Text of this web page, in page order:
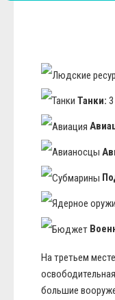
Танки:
На третьем
большие